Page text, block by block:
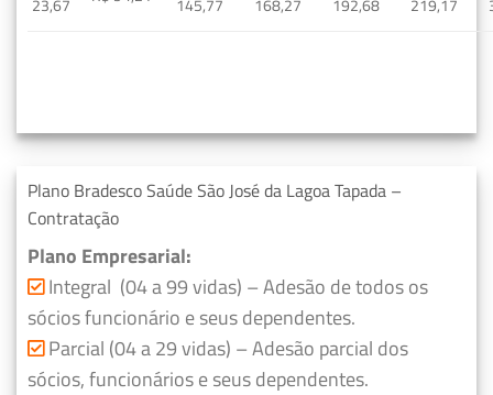
23,67
145,77
168,27
192,68
219,17
Plano Bradesco Saúde São José da Lagoa Tapada –
Contratação
Plano Empresarial:
Integral (04 a 99 vidas) – Adesão de todos os
sócios funcionário e seus dependentes.
Parcial (04 a 29 vidas) – Adesão parcial dos
sócios, funcionários e seus dependentes.